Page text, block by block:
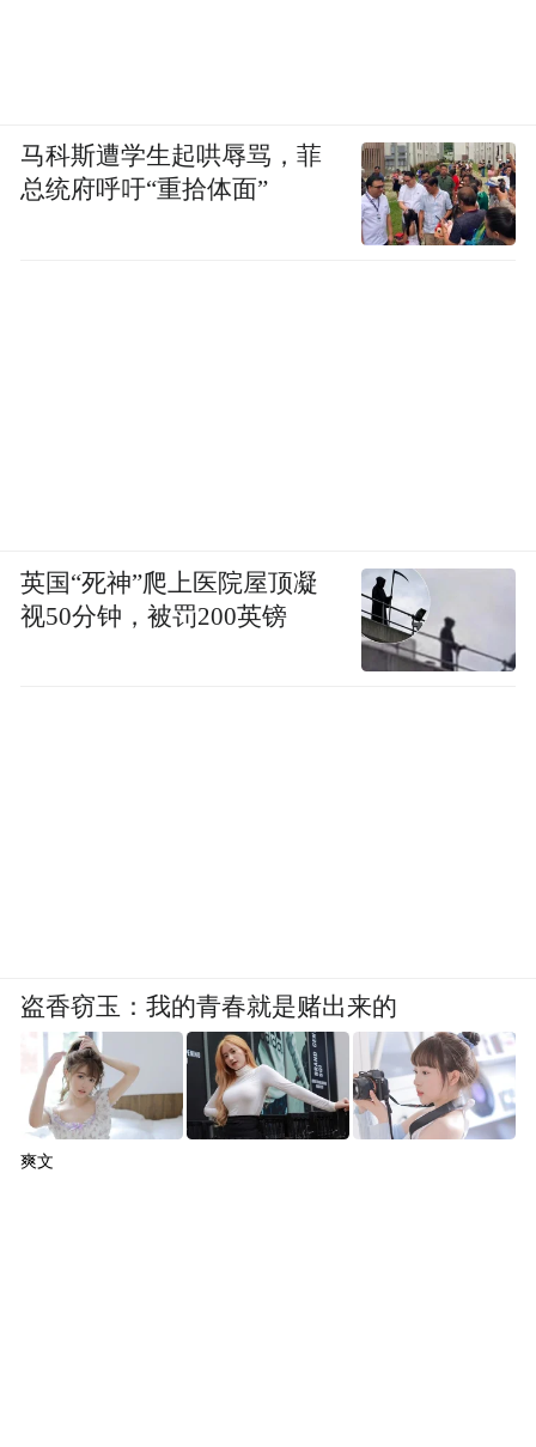
马科斯遭学生起哄辱骂，菲
总统府呼吁“重拾体面”
英国“死神”爬上医院屋顶凝
视50分钟，被罚200英镑
盗香窃玉：我的青春就是赌出来的
爽文